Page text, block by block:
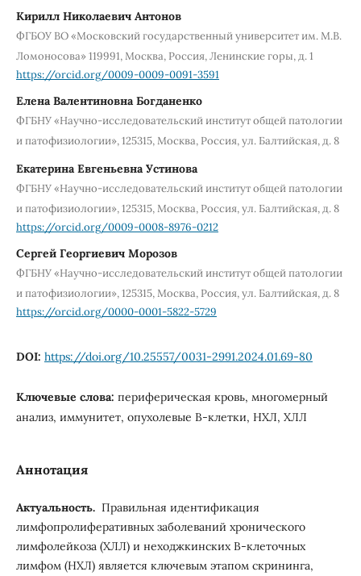
Кирилл Николаевич Антонов
ФГБОУ ВО «Московский государственный университет им. М.В.
Ломоносова» 119991, Москва, Россия, Ленинские горы, д. 1
https://orcid.org/0009-0009-0091-3591
Елена Валентиновна Богданенко
ФГБНУ «Научно-исследовательский институт общей патологии
и патофизиологии», 125315, Москва, Россия, ул. Балтийская, д. 8
Екатерина Евгеньевна Устинова
ФГБНУ «Научно-исследовательский институт общей патологии
и патофизиологии», 125315, Москва, Россия, ул. Балтийская, д. 8
https://orcid.org/0009-0008-8976-0212
Сергей Георгиевич Морозов
ФГБНУ «Научно-исследовательский институт общей патологии
и патофизиологии», 125315, Москва, Россия, ул. Балтийская, д. 8
https://orcid.org/0000-0001-5822-5729
DOI: https://doi.org/10.25557/0031-2991.2024.01.69-80
Ключевые слова: периферическая кровь, многомерный
анализ, иммунитет, опухолевые В-клетки, НХЛ, ХЛЛ
Аннотация
Актуальность. Правильная идентификация
лимфопролиферативных заболеваний хронического
лимфолейкоза (ХЛЛ) и неходжкинских B-клеточных
лимфом (НХЛ) является ключевым этапом скрининга,